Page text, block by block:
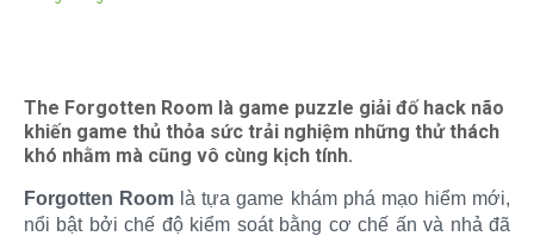
The Forgotten Room là game puzzle giải đố hack não
khiến game thủ thỏa sức trải nghiệm những thử thách
khó nhằm mà cũng vô cùng kịch tính.
Forgotten Room là tựa game khám phá mạo hiểm mới,
nổi bật bởi chế độ kiểm soát bằng cơ chế ấn và nhả đã